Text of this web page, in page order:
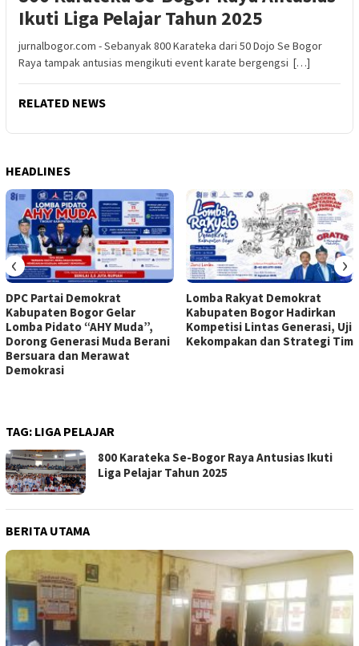
Ikuti Liga Pelajar Tahun 2025
jurnalbogor.com - Sebanyak 800 Karateka dari 50 Dojo Se Bogor
Raya tampak antusias mengikuti event karate bergengsi […]
RELATED NEWS
HEADLINES
DPC Partai Demokrat
Kabupaten Bogor Gelar
Lomba Pidato “AHY Muda”,
Dorong Generasi Muda Berani
Bersuara dan Merawat
Demokrasi
Lomba Rakyat Demokrat
Kabupaten Bogor Hadirkan
Kompetisi Lintas Generasi, Uji
Kekompakan dan Strategi Tim
‹ ›
TAG: LIGA PELAJAR
800 Karateka Se-Bogor Raya Antusias Ikuti
Liga Pelajar Tahun 2025
BERITA UTAMA